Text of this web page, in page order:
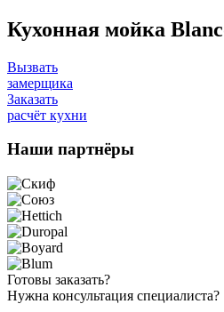
Кухонная мойка
Вызвать
замерщика
Заказать
расчёт кухни
Наши партнёры
Готовы заказать?
Нужна консультация специалиста?